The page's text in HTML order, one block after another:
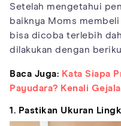
Setelah mengetahui
baiknya Moms
bisa dicoba terlebih
dilakukan dengan
Baca Juga: Kata Siapa
Payudara? Kenali
1. Pastikan Ukuran